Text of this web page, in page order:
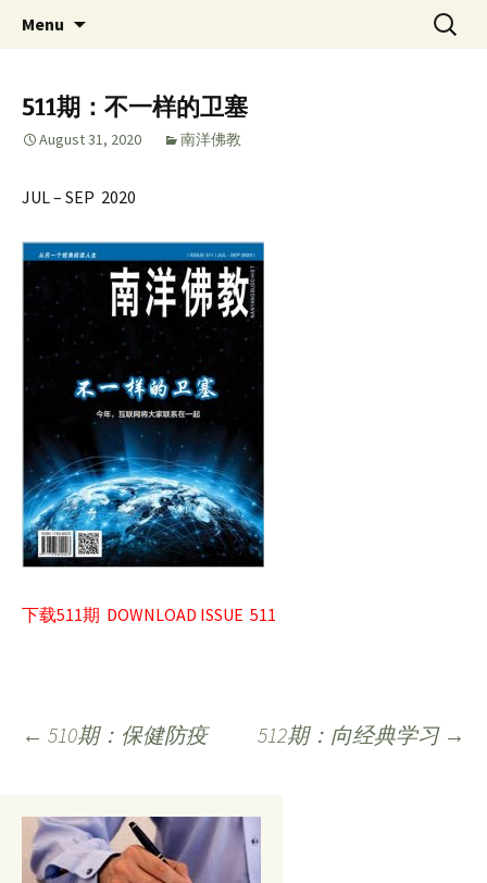
Singapore Buddhist
Federation 新加坡佛教总会
Menu
Search
for:
511期：不一样的卫塞
August 31, 2020 南洋佛教
JUL – SEP 2020
下载511期 DOWNLOAD ISSUE 511
Post
← 510期：保健防疫 512期：向经典学习 →